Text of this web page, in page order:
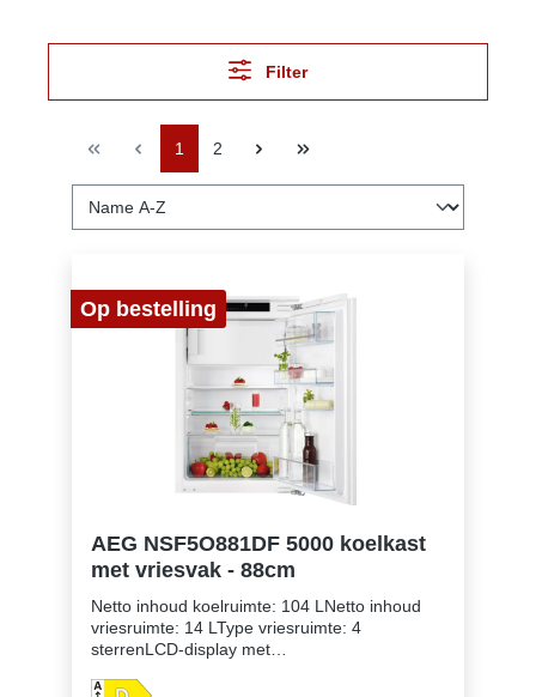
Filter
1 2
Op bestelling
AEG NSF5O881DF 5000 koelkast
met vriesvak - 88cm
Netto inhoud koelruimte: 104 LNetto inhoud
vriesruimte: 14 LType vriesruimte: 4
sterrenLCD-display met
dBAutomatische ontdooiing van de